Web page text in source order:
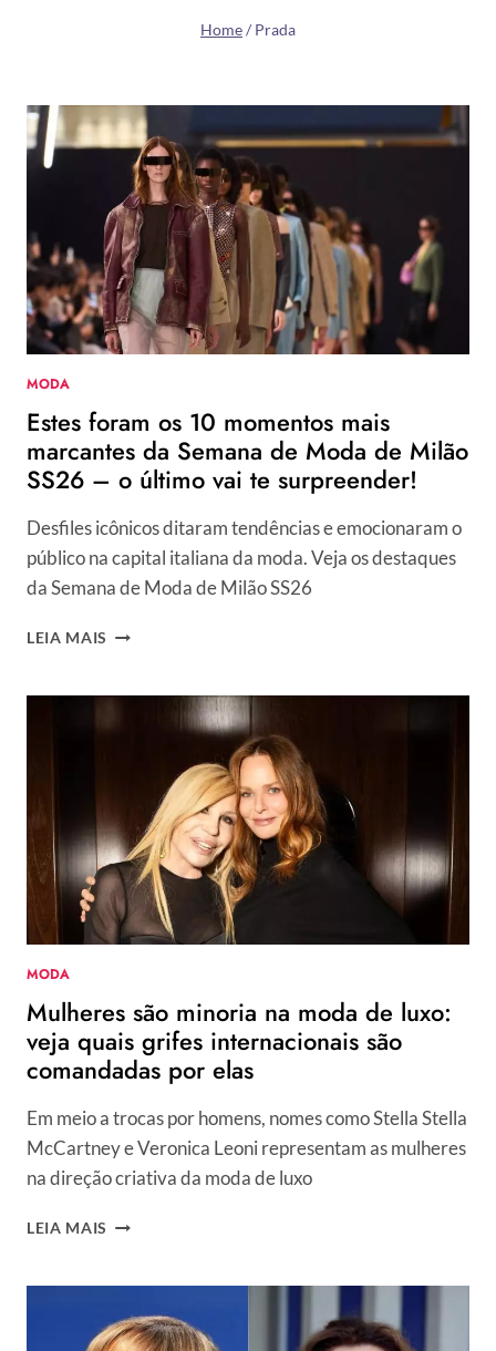
Home/ Prada
MODA
Estes foram os 10 momentos mais
marcantes da Semana de Moda de Milão
SS26 – o último vai te surpreender!
Desfiles icônicos ditaram tendências e emocionaram o
público na capital italiana da moda. Veja os destaques
da Semana de Moda de Milão SS26
LEIA MAIS ESTES
10
MOMENTOS
MARCANTES
SEMANA
DE
MODA
DE
MILÃO
SS26
ÚLTIMO
VAI
TE
SURPREENDER!
MODA
Mulheres são minoria na moda de luxo:
veja quais grifes internacionais são
comandadas por elas
Em meio a trocas por homens, nomes como Stella Stella
McCartney e Veronica Leoni representam as mulheres
na direção criativa da moda de luxo
LEIA MAIS MULHERES
NA
MODA
DE